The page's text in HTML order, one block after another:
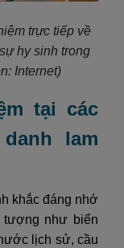
trực tiếp về
hy sinh trong
Internet)
tại các
lam
khắc đáng nhớ
tượng như biển
lịch sử, cầu